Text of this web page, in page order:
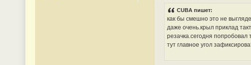
CUBA пишет:
как бы смешно это не
даже очень.крыл приклад
резачка.сегодня попробовал
тут главное угол